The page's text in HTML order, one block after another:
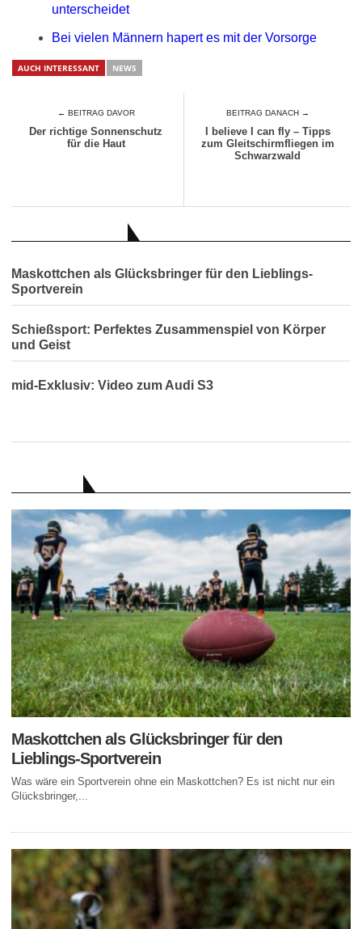
unterscheidet
Bei vielen Männern hapert es mit der Vorsorge
AUCH INTERESSANT NEWS
← BEITRAG DAVOR
Der richtige Sonnenschutz
für die Haut
BEITRAG DANACH →
I believe I can fly – Tipps
zum Gleitschirmfliegen im
Schwarzwald
Maskottchen als Glücksbringer für den Lieblings-
Sportverein
Schießsport: Perfektes Zusammenspiel von Körper
und Geist
mid-Exklusiv: Video zum Audi S3
Maskottchen als Glücksbringer für den
Lieblings-Sportverein
Was wäre ein Sportverein ohne ein Maskottchen? Es ist nicht nur ein
Glücksbringer,...